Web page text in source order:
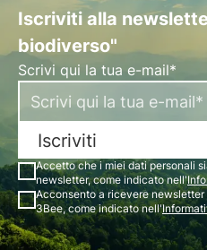
Iscriviti alla
biodiverso"
Scrivi qui la tua e-mail*
Iscriviti
Accetto che i miei dati personali
newsletter, come indicato nell'
Acconsento a ricevere
3Bee, come indicato nell'